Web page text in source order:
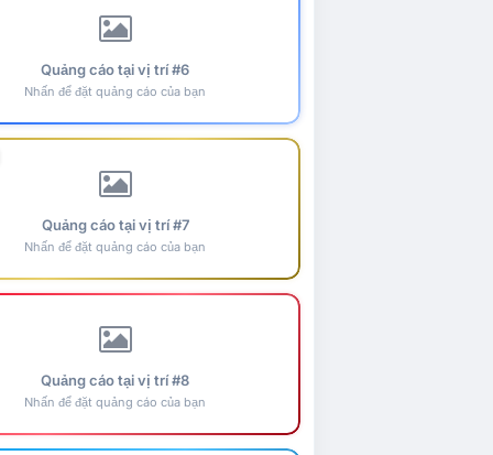
Quảng cáo tại vị trí #6
Nhấn để đặt quảng cáo của bạn
Quảng cáo tại vị trí #7
Nhấn để đặt quảng cáo của bạn
Quảng cáo tại vị trí #8
Nhấn để đặt quảng cáo của bạn